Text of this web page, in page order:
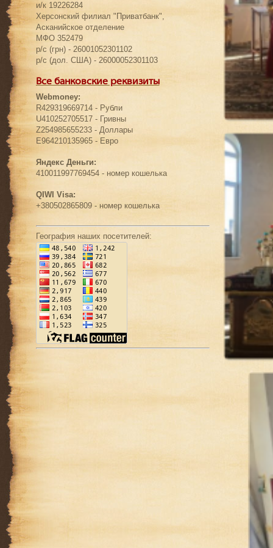
и/к 19226284
Херсонский филиал "Приватбанк",
Асканийское отделение
МФО 352479
р/с (грн) - 26001052301102
р/с (дол. США) - 26000052301103
Все банковские реквизиты
Webmoney:
R429319669714 - Рубли
U410252705517 - Гривны
Z254985655233 - Доллары
E964210135965 - Евро
Яндекс Деньги:
410011997769454 - номер кошелька
QIWI Visa:
+380502865809 - номер кошелька
География наших посетителей: